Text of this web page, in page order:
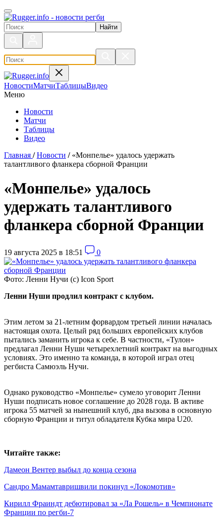
Поиск по сайту
НовостиМатчиТаблицыВидео
Меню
Новости
Матчи
Таблицы
Видео
Главная / Новости / «Монпелье» удалось удержать
талантливого фланкера сборной Франции
«Монпелье» удалось
удержать талантливого
фланкера сборной Франции
19 августа 2025 в 18:51 0
Фото: Ленни Нучи (с) Icon Sport
Ленни Нуши продлил контракт с клубом.
Этим летом за 21-летним форвардом третьей линии началась
настоящая охота. Целый ряд больших европейских клубов
пытались заманить игрока к себе. В частности, «Тулон»
предлагал Ленни Нуши четырехлетний контракт на выгодных
условиях. Это именно та команда, в которой играл отец
регбиста Самюэль Нучи.
Однако руководство «Монпелье» сумело уговорит Ленни
Нуши подписать новое соглашение до 2028 года. В активе
игрока 55 матчей за нынешний клуб, два вызова в основную
сборную Франции и титул обладателя Кубка мира U20.
Читайте также:
Дамеон Вентер выбыл до конца сезона
Сандро Мамамтавришвили покинул «Локомотив»
Кирилл Фраиндт дебютировал за «Ла Рошель» в Чемпионате
Франции по регби-7